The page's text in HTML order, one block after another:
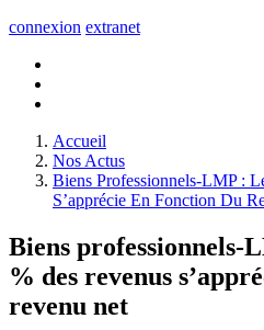
connexion extranet
Accueil
Nos Actus
Biens Professionnels-LMP :
S’apprécie En Fonction Du
Biens professionnels-
% des revenus
revenu net